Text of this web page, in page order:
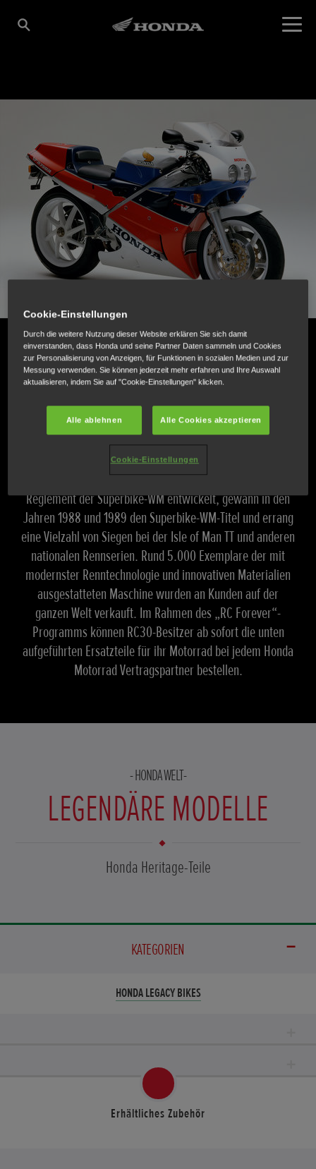
„RC Forever“
Die legendäre VFR750R (RC30) wurde 1987 gemäß dem
Reglement der Superbike-WM entwickelt, gewann in den
Jahren 1988 und 1989 den Superbike-WM-Titel und errang
eine Vielzahl von Siegen bei der Isle of Man TT und anderen
nationalen Rennserien. Rund 5.000 Exemplare der mit
modernster Renntechnologie und innovativen Materialien
ausgestatteten Maschine wurden an Kunden auf der
ganzen Welt verkauft. Im Rahmen des „RC Forever“-
Programms können RC30-Besitzer ab sofort die unten
aufgeführten Ersatzteile für ihr Motorrad bei jedem Honda
Motorrad Vertragspartner bestellen.
HONDA WELT
LEGENDÄRE MODELLE
Honda Heritage-Teile
KATEGORIEN
HONDA LEGACY BIKES
Erhältliches Zubehör
Cookie-Einstellungen
Durch die weitere Nutzung dieser Website erklären Sie sich damit
einverstanden, dass Honda und seine Partner Daten sammeln und Cookies
zur Personalisierung von Anzeigen, für Funktionen in sozialen Medien und zur
Messung verwenden. Sie können jederzeit mehr erfahren und Ihre Auswahl
aktualisieren, indem Sie auf "Cookie-Einstellungen" klicken.
Alle ablehnen Alle Cookies akzeptieren
Cookie-Einstellungen